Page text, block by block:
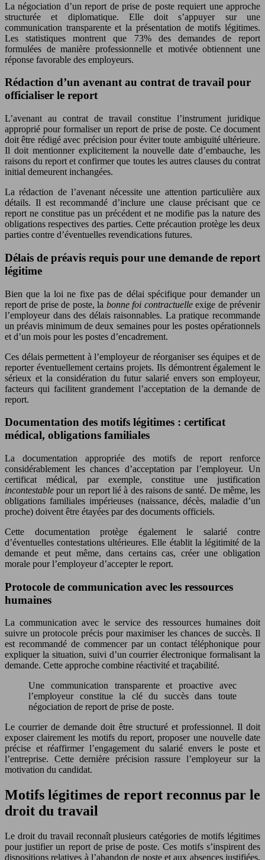
La négociation d’un report de prise de poste requiert une approche
structurée et diplomatique. Elle doit s’appuyer sur une
communication transparente et la présentation de motifs légitimes.
Les statistiques montrent que 73% des demandes de report
formulées de manière professionnelle et motivée obtiennent une
réponse favorable des employeurs.
Rédaction d’un avenant au contrat de travail pour
officialiser le report
L’avenant au contrat de travail constitue l’instrument juridique
approprié pour formaliser un report de prise de poste. Ce document
doit être rédigé avec précision pour éviter toute ambiguïté ultérieure.
Il doit mentionner explicitement la nouvelle date d’embauche, les
raisons du report et confirmer que toutes les autres clauses du contrat
initial demeurent inchangées.
La rédaction de l’avenant nécessite une attention particulière aux
détails. Il est recommandé d’inclure une clause précisant que ce
report ne constitue pas un précédent et ne modifie pas la nature des
obligations respectives des parties. Cette précaution protège les deux
parties contre d’éventuelles revendications futures.
Délais de préavis requis pour une demande de report
légitime
Bien que la loi ne fixe pas de délai spécifique pour demander un
report de prise de poste, la bonne foi contractuelleexige de prévenir
l’employeur dans des délais raisonnables. La pratique recommande
un préavis minimum de deux semaines pour les postes opérationnels
et d’un mois pour les postes d’encadrement.
Ces délais permettent à l’employeur de réorganiser ses équipes et de
reporter éventuellement certains projets. Ils démontrent également le
sérieux et la considération du futur salarié envers son employeur,
facteurs qui facilitent grandement l’acceptation de la demande de
report.
Documentation des motifs légitimes : certificat
médical, obligations familiales
La documentation appropriée des motifs de report renforce
considérablement les chances d’acceptation par l’employeur. Un
certificat médical, par exemple, constitue une justification
incontestablepour un report lié à des raisons de santé. De même, les
obligations familiales impérieuses (naissance, décès, maladie d’un
proche) doivent être étayées par des documents officiels.
Cette documentation protège également le salarié contre
d’éventuelles contestations ultérieures. Elle établit la légitimité de la
demande et peut même, dans certains cas, créer une obligation
morale pour l’employeur d’accepter le report.
Protocole de communication avec les ressources
humaines
La communication avec le service des ressources humaines doit
suivre un protocole précis pour maximiser les chances de succès. Il
est recommandé de commencer par un contact téléphonique pour
expliquer la situation, suivi d’un courrier électronique formalisant la
demande. Cette approche combine réactivité et traçabilité.
Une communication transparente et proactive avec
l’employeur constitue la clé du succès dans toute
négociation de report de prise de poste.
Le courrier de demande doit être structuré et professionnel. Il doit
exposer clairement les motifs du report, proposer une nouvelle date
précise et réaffirmer l’engagement du salarié envers le poste et
l’entreprise. Cette dernière précision rassure l’employeur sur la
motivation du candidat.
Motifs légitimes de report reconnus par le
droit du travail
Le droit du travail reconnaît plusieurs catégories de motifs légitimes
pour justifier un report de prise de poste. Ces motifs s’inspirent des
dispositions relatives à l’abandon de poste et aux absences justifiées.